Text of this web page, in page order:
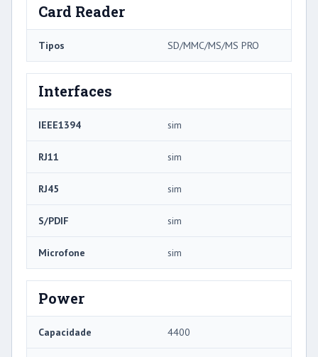
Card Reader
Tipos SD/MMC/MS/MS PRO
Interfaces
IEEE1394 sim
RJ11 sim
RJ45 sim
S/PDIF sim
Microfone sim
Power
Capacidade 4400